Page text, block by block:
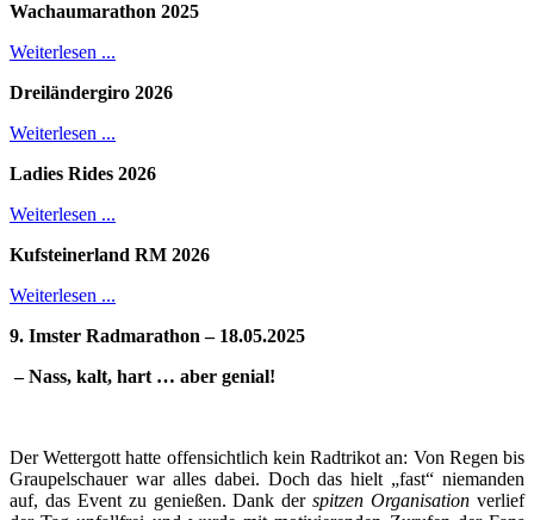
Wachaumarathon 2025
Weiterlesen ...
Dreiländergiro 2026
Weiterlesen ...
Ladies Rides 2026
Weiterlesen ...
Kufsteinerland RM 2026
Weiterlesen ...
9. Imster Radmarathon – 18.05.2025
– Nass, kalt, hart … aber genial!
Der Wettergott hatte offensichtlich kein Radtrikot an: Von Regen bis
Graupelschauer war alles dabei. Doch das hielt „fast“ niemanden
auf, das Event zu genießen. Dank derspitzen Organisation verlief